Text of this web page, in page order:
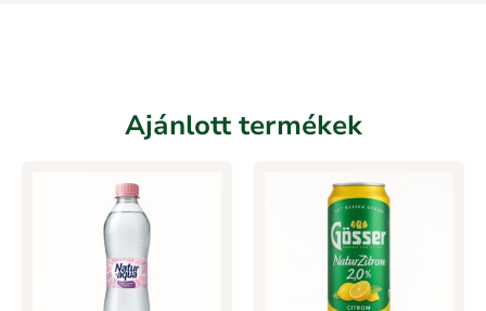
Ajánlott termékek